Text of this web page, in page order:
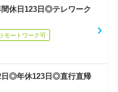
休日123日◎テレワーク
リモートワーク可
日◎年休123日◎直行直帰